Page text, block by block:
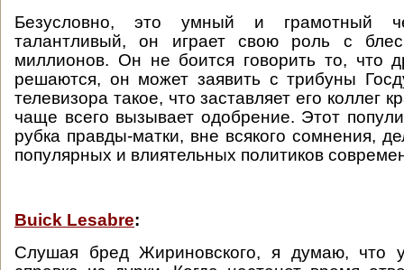
Безусловно, это умный и грамотный
талантливый, он играет свою роль с
миллионов. Он не боится говорить то, что
решаются, он может заявить с трибуны
телевизора такое, что заставляет его коллег
чаще всего вызывает одобрение. Этот
рубка правды-матки, вне всякого сомнения,
популярных и влиятельных политиков
Buick Lesabre:
Cлушая бред Жириновского, я думаю, что